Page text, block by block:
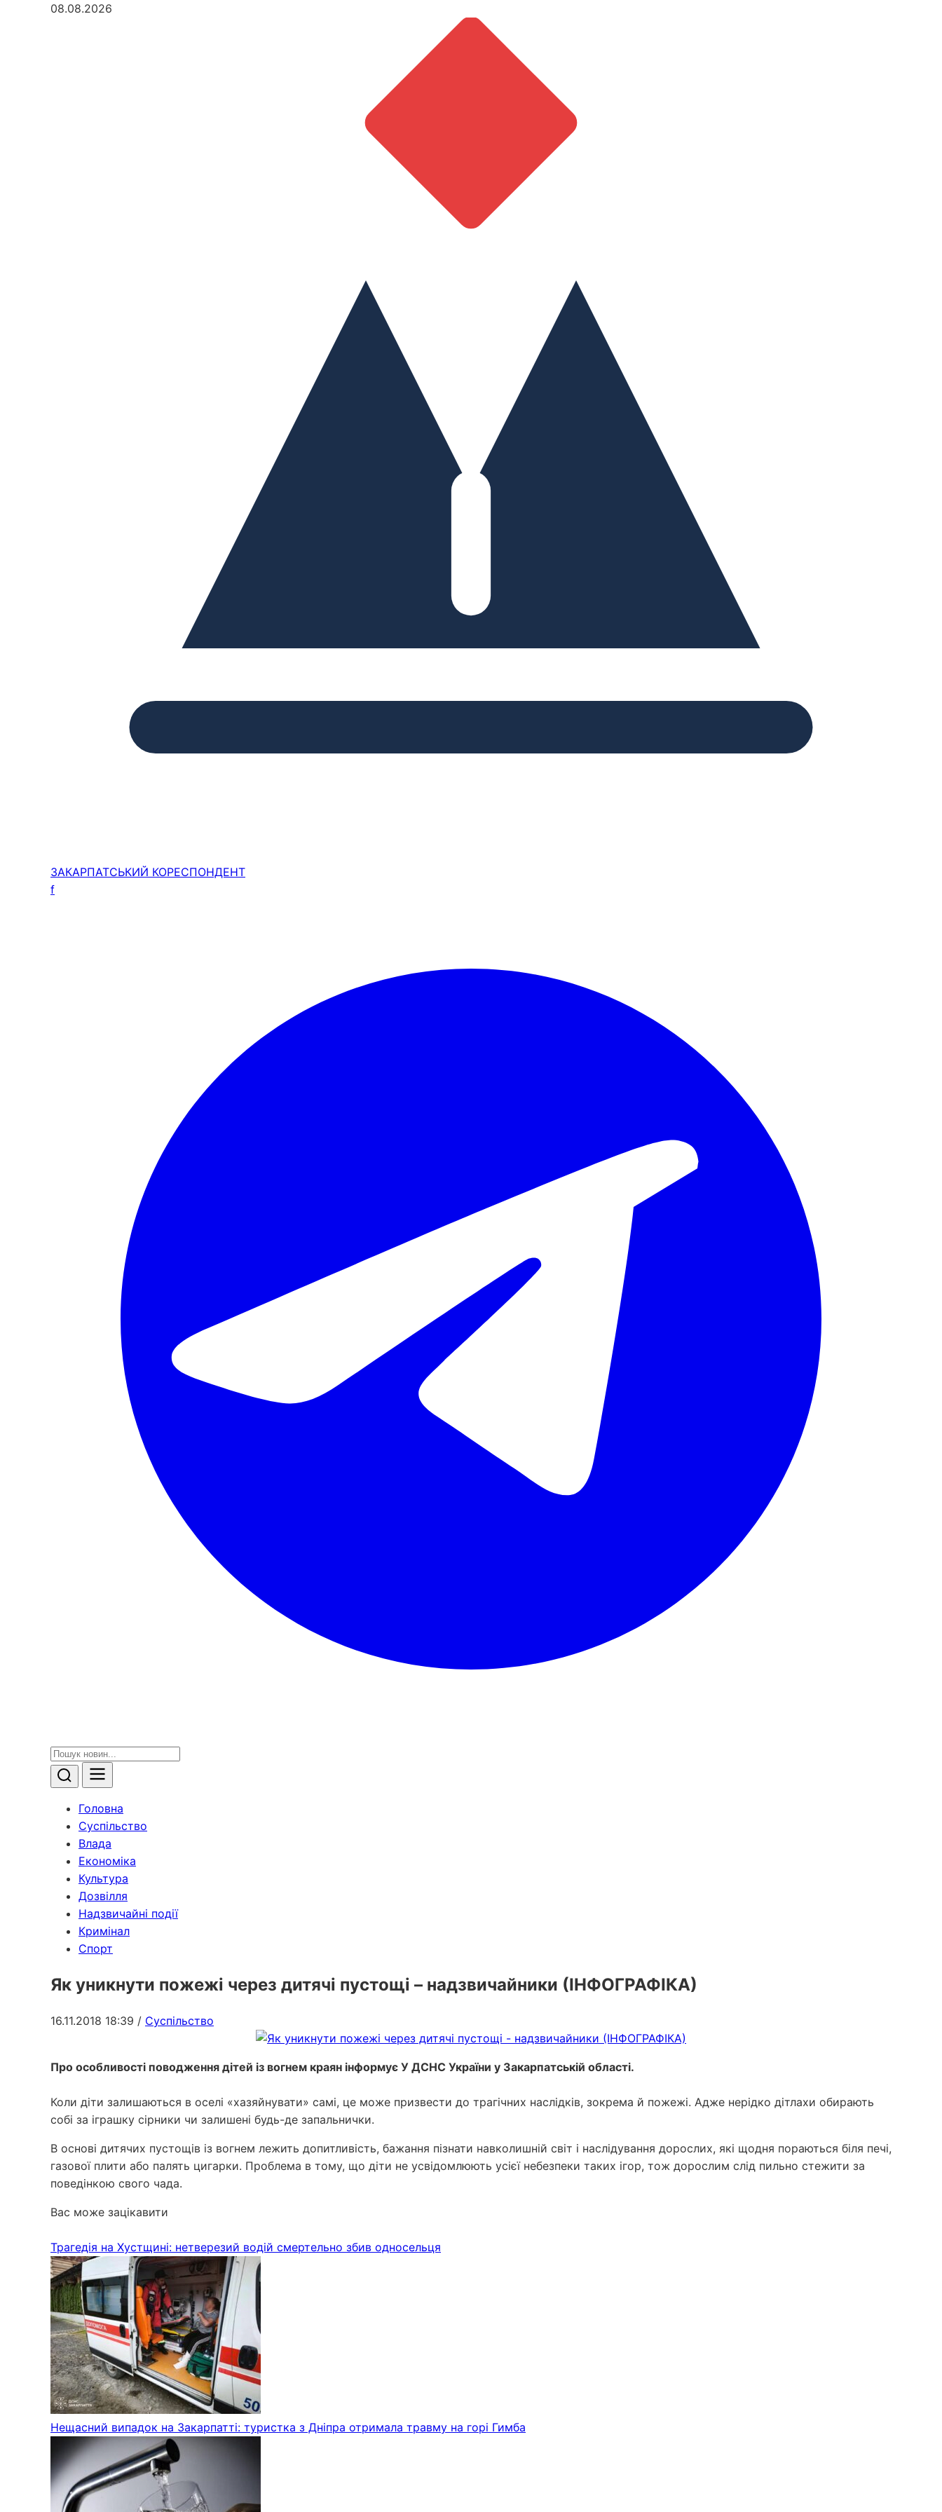
08.08.2026
ЗАКАРПАТСЬКИЙ КОРЕСПОНДЕНТ
f
Головна
Суспільство
Влада
Економіка
Культура
Дозвілля
Надзвичайні події
Кримінал
Спорт
Як уникнути пожежі через дитячі пустощі – надзвичайники (ІНФОГРАФІКА)
16.11.2018 18:39 / Суспільство
Про особливості поводження дітей із вогнем краян інформує У ДСНС України у Закарпатській області.
Коли діти залишаються в оселі «хазяйнувати» самі, це може призвести до трагічних наслідків, зокрема й пожежі. Адже нерідко дітлахи обирають
собі за іграшку сірники чи залишені будь-де запальнички.
В основі дитячих пустощів із вогнем лежить допитливість, бажання пізнати навколишній світ і наслідування дорослих, які щодня пораються біля печі,
газової плити або палять цигарки. Проблема в тому, що діти не усвідомлюють усієї небезпеки таких ігор, тож дорослим слід пильно стежити за
поведінкою свого чада.
Вас може зацікавити
Трагедія на Хустщині: нетверезий водій смертельно збив односельця
Нещасний випадок на Закарпатті: туристка з Дніпра отримала травму на горі Гимба